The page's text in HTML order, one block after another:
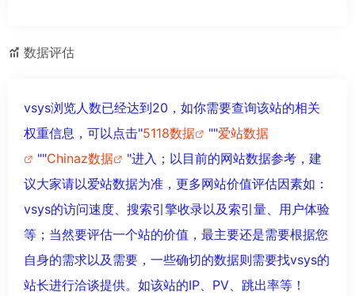
数据评估
vsys浏览人数已经达到20，如你需要查询该站的相关
权重信息，可以点击"5118数据 ""爱站数据
""Chinaz数据
"进入；以目前的网站数据参考，建
议大家请以爱站数据为准，更多网站价值评估因素如：
vsys的访问速度、搜索引擎收录以及索引量、用户体验
等；当然要评估一个站的价值，最主要还是需要根据您
自身的需求以及需要，一些确切的数据则需要找vsys的
站长进行洽谈提供。如该站的IP、PV、跳出率等！